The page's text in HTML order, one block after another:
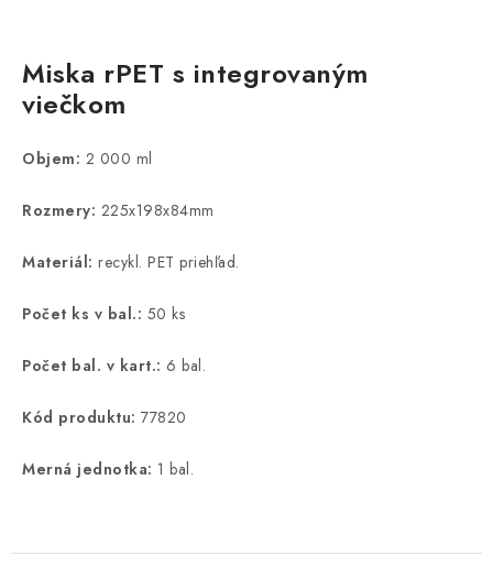
Miska rPET s integrovaným
viečkom
Objem: 2 000 ml
Rozmery: 225x198x84mm
Materiál: recykl. PET priehľad.
Počet ks v bal.: 50 ks
Počet bal. v kart.: 6 bal.
Kód produktu: 77820
Merná jednotka: 1 bal.